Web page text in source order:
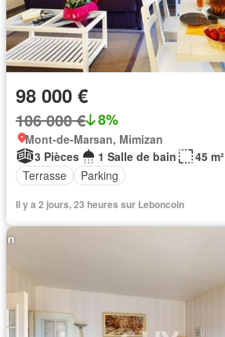
98 000 €
106 000 € 8%
Mont-de-Marsan, Mimizan
3 Pièces
1 Salle de bain
45 m²
Terrasse
Parking
Il y a 2 jours, 23 heures sur Leboncoin